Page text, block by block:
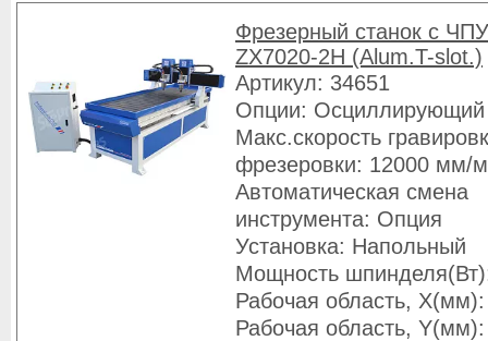
Фрезерный станок с
ZX7020-2H (Alum.T-slot.)
Артикул: 34651
Опции:
Макс.скорость
фрезеровки: 12000 мм/
Автоматическая смена
инструмента: Опция
Установка: Напольный
Мощность
Рабочая область,
Рабочая область,